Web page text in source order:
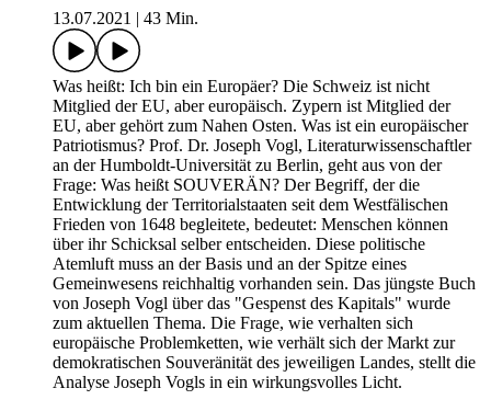
13.07.2021
43 Min.
Was heißt: Ich bin ein Europäer? Die Schweiz ist nicht
Mitglied der EU, aber europäisch. Zypern ist Mitglied der
EU, aber gehört zum Nahen Osten. Was ist ein europäischer
Patriotismus? Prof. Dr. Joseph Vogl, Literaturwissenschaftler
an der Humboldt-Universität zu Berlin, geht aus von der
Frage: Was heißt SOUVERÄN? Der Begriff, der die
Entwicklung der Territorialstaaten seit dem Westfälischen
Frieden von 1648 begleitete, bedeutet: Menschen können
über ihr Schicksal selber entscheiden. Diese politische
Atemluft muss an der Basis und an der Spitze eines
Gemeinwesens reichhaltig vorhanden sein. Das jüngste Buch
von Joseph Vogl über das "Gespenst des Kapitals" wurde
zum aktuellen Thema. Die Frage, wie verhalten sich
europäische Problemketten, wie verhält sich der Markt zur
demokratischen Souveränität des jeweiligen Landes, stellt die
Analyse Joseph Vogls in ein wirkungsvolles Licht.